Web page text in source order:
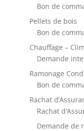
Bon de
Pellets de bois
Bon de
Chauffage –
Demande
Ramonage
Bon de
Rachat
Rachat
Demande de